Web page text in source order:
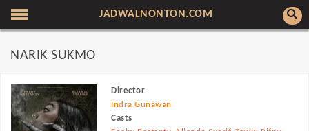
JADWALNONTON.COM
NARIK SUKMO
Director
Indra Gunawan
Casts